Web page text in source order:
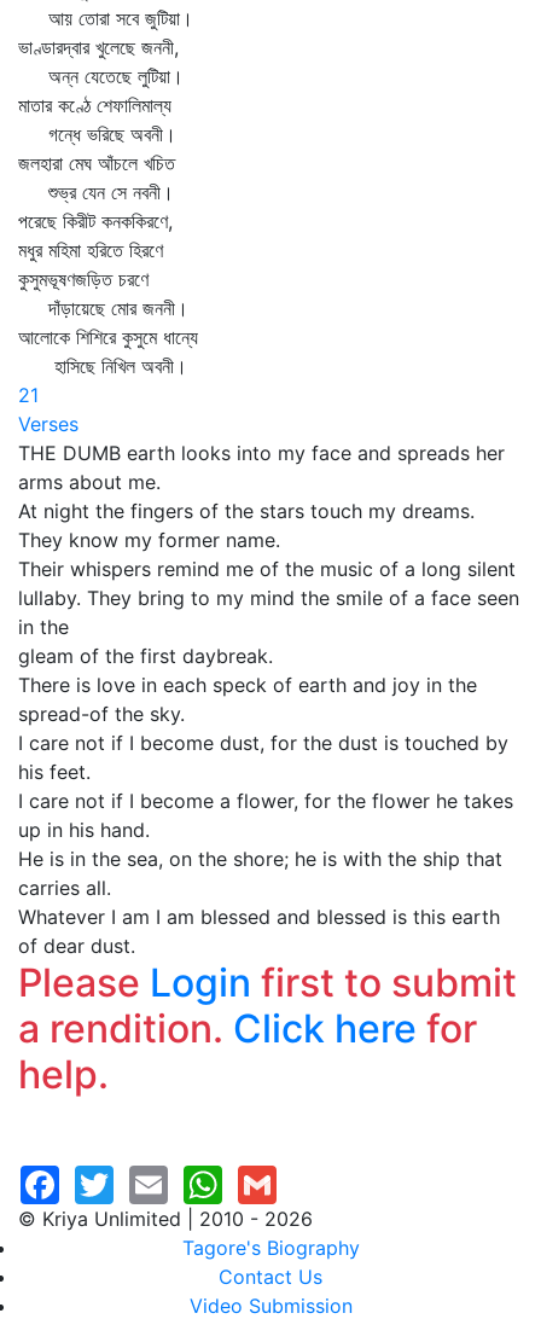
আয় তোরা সবে জুটিয়া।
ভাণ্ডারদ্বার খুলেছে জননী,
অন্ন যেতেছে লুটিয়া।
মাতার কণ্ঠে শেফালিমাল্য
গন্ধে ভরিছে অবনী।
জলহারা মেঘ আঁচলে খচিত
শুভ্র যেন সে নবনী।
পরেছে কিরীট কনককিরণে,
মধুর মহিমা হরিতে হিরণে
কুসুমভূষণজড়িত চরণে
দাঁড়ায়েছে মোর জননী।
আলোকে শিশিরে কুসুমে ধান্যে
হাসিছে নিখিল অবনী।
21
Verses
THE DUMB earth looks into my face and spreads her
arms about me.
At night the fingers of the stars touch my dreams.
They know my former name.
Their whispers remind me of the music of a long silent
lullaby. They bring to my mind the smile of a face seen
in the
gleam of the first daybreak.
There is love in each speck of earth and joy in the
spread-of the sky.
I care not if I become dust, for the dust is touched by
his feet.
I care not if I become a flower, for the flower he takes
up in his hand.
He is in the sea, on the shore; he is with the ship that
carries all.
Whatever I am I am blessed and blessed is this earth
of dear dust.
Please Login first to submit
a rendition. Click here for
help.
© Kriya Unlimited | 2010 - 2026
Tagore's Biography
Contact Us
Video Submission